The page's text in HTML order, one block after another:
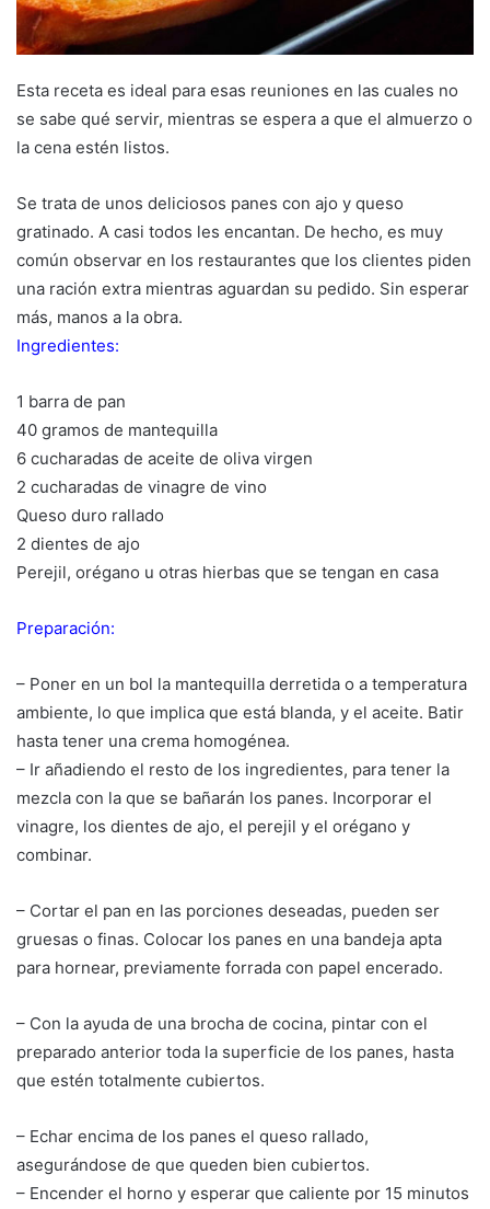
Esta receta es ideal para esas reuniones en las cuales no
se sabe qué servir, mientras se espera a que el almuerzo o
la cena estén listos.
Se trata de unos deliciosos panes con ajo y queso
gratinado. A casi todos les encantan. De hecho, es muy
común observar en los restaurantes que los clientes piden
una ración extra mientras aguardan su pedido. Sin esperar
más, manos a la obra.
Ingredientes:
1 barra de pan
40 gramos de mantequilla
6 cucharadas de aceite de oliva virgen
2 cucharadas de vinagre de vino
Queso duro rallado
2 dientes de ajo
Perejil, orégano u otras hierbas que se tengan en casa
Preparación:
– Poner en un bol la mantequilla derretida o a temperatura
ambiente, lo que implica que está blanda, y el aceite. Batir
hasta tener una crema homogénea.
– Ir añadiendo el resto de los ingredientes, para tener la
mezcla con la que se bañarán los panes. Incorporar el
vinagre, los dientes de ajo, el perejil y el orégano y
combinar.
– Cortar el pan en las porciones deseadas, pueden ser
gruesas o finas. Colocar los panes en una bandeja apta
para hornear, previamente forrada con papel encerado.
– Con la ayuda de una brocha de cocina, pintar con el
preparado anterior toda la superficie de los panes, hasta
que estén totalmente cubiertos.
– Echar encima de los panes el queso rallado,
asegurándose de que queden bien cubiertos.
– Encender el horno y esperar que caliente por 15 minutos